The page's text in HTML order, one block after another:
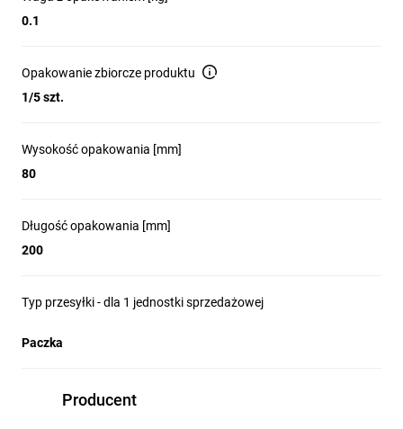
0.1
Opakowanie zbiorcze produktu
1/5 szt.
Wysokość opakowania [mm]
80
Długość opakowania [mm]
200
Typ przesyłki - dla 1 jednostki sprzedażowej
Paczka
Producent